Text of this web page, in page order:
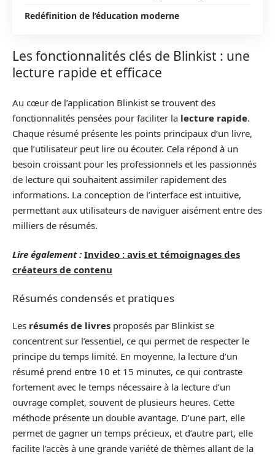
Redéfinition de l’éducation moderne
Les fonctionnalités clés de Blinkist : une
lecture rapide et efficace
Au cœur de l’application Blinkist se trouvent des
fonctionnalités pensées pour faciliter la lecture rapide.
Chaque résumé présente les points principaux d’un livre,
que l’utilisateur peut lire ou écouter. Cela répond à un
besoin croissant pour les professionnels et les passionnés
de lecture qui souhaitent assimiler rapidement des
informations. La conception de l’interface est intuitive,
permettant aux utilisateurs de naviguer aisément entre des
milliers de résumés.
Lire également : Invideo : avis et témoignages des
créateurs de contenu
Résumés condensés et pratiques
Les résumés de livres proposés par Blinkist se
concentrent sur l’essentiel, ce qui permet de respecter le
principe du temps limité. En moyenne, la lecture d’un
résumé prend entre 10 et 15 minutes, ce qui contraste
fortement avec le temps nécessaire à la lecture d’un
ouvrage complet, souvent de plusieurs heures. Cette
méthode présente un double avantage. D’une part, elle
permet de gagner un temps précieux, et d’autre part, elle
facilite l’accès à une grande variété de thèmes allant de la